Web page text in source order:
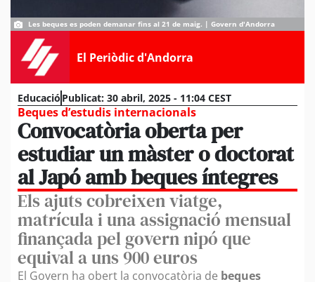
Les beques es poden demanar fins al 21 de maig. | Govern d'Andorra
El Periòdic d'Andorra
Educació Publicat: 30 abril, 2025 - 11:04 CEST
Beques d’estudis internacionals
Convocatòria oberta per
estudiar un màster o doctorat
al Japó amb beques íntegres
Els ajuts cobreixen viatge,
matrícula i una assignació mensual
finançada pel govern nipó que
equival a uns 900 euros
El Govern ha obert la convocatòria de beques